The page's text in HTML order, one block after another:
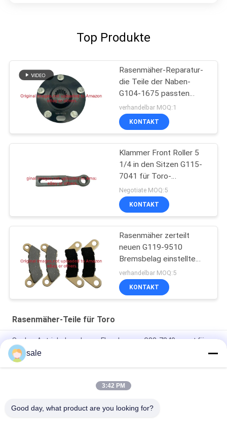
Top Produkte
Rasenmäher-Reparatur-
die Teile der Naben-
G104-1675 passten
Toro-Arbeiter-
Gebrauchsfahrzeug
verhandelbar MOQ:1
KONTAKT
Klammer Front Roller 5
1/4 in den Sitzen G115-
7041 für Toro-
Rasenmäher
Negotiate MOQ:5
KONTAKT
Rasenmäher zerteilt
neuen G119-9510
Bremsbelag einstellte
von 4 Sitzen Toro
verhandelbar MOQ:5
KONTAKT
Rasenmäher-Teile für Toro
Spulen-Antriebskupplungs-Flaschenzug G88-7840 passt für
Toro 1010 1600 800 2600 2000 Mäher
Lawnmower Teile Kolbenring Set (0,05 mm) G94-6837 Fits
sale
3:42 PM
Good day, what product are you looking for?